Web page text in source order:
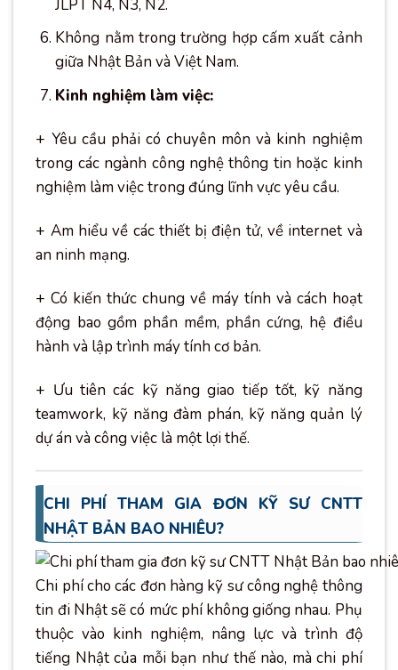
JLPT N4, N3, N2.
Không nằm trong trường hợp cấm xuất cảnh
giữa Nhật Bản và Việt Nam.
Kinh nghiệm làm việc:
+ Yêu cầu phải có chuyên môn và kinh nghiệm
trong các ngành công nghệ thông tin hoặc kinh
nghiệm làm việc trong đúng lĩnh vực yêu cầu.
+ Am hiểu về các thiết bị điện tử, về internet và
an ninh mạng.
+ Có kiến thức chung về máy tính và cách hoạt
động bao gồm phần mềm, phần cứng, hệ điều
hành và lập trình máy tính cơ bản.
+ Ưu tiên các kỹ năng giao tiếp tốt, kỹ năng
teamwork, kỹ năng đàm phán, kỹ năng quản lý
dự án và công việc là một lợi thế.
CHI PHÍ THAM GIA ĐƠN KỸ SƯ CNTT
NHẬT BẢN BAO NHIÊU?
Chi phí cho các đơn hàng kỹ sư công nghệ thông
tin đi Nhật sẽ có mức phí không giống nhau. Phụ
thuộc vào kinh nghiệm, nâng lực và trình độ
tiếng Nhật của mỗi bạn như thế nào, mà chi phí